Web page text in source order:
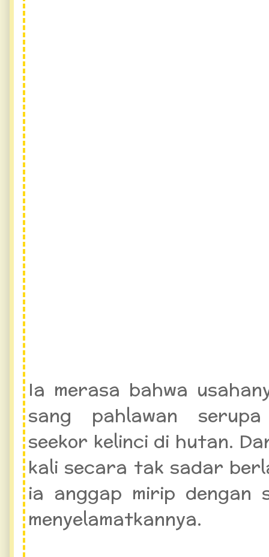
Ia merasa bahwa
sang pahlawan
seekor kelinci di hutan.
kali secara tak sadar
ia anggap mirip dengan
menyelamatkannya.